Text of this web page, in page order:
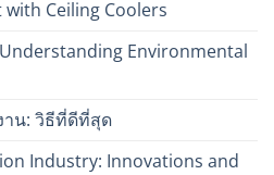
Ceiling Coolers
Environmental
าน: วิธีที่ดีที่สุด
Industry: Innovations and